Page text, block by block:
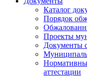
Каталог
Порядок
Проекты
Документы
аттестации